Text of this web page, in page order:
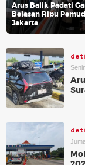
Arus Balik Padati
Belasan Ribu
Jakarta